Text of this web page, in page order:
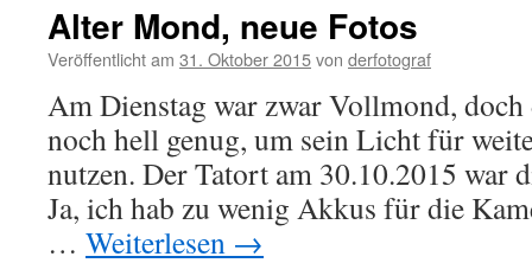
Alter Mond, neue Fotos
Veröffentlicht am 31. Oktober 2015von derfotograf
Am Dienstag war zwar Vollmond,
noch hell genug, um sein Licht für
nutzen. Der Tatort am 30.10.2015 war
Ja, ich hab zu wenig Akkus für die
… Weiterlesen →